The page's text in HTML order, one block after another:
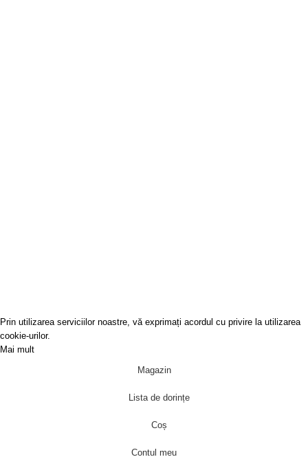
Prin utilizarea serviciilor noastre, vă exprimați acordul cu privire la utilizarea
cookie-urilor.
Mai mult
Magazin
Lista de dorințe
Coș
Contul meu